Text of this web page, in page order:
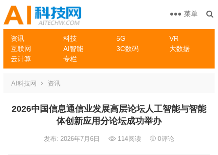
资讯 科技 5G
VR
互联网
AI智能 3C数码
大数据
云计算
专栏
菜单
AI科技网 资讯
2026中国信息通信业发展高层论坛人工智能与智能
体创新应用分论坛成功举办
发布: 2026年7月6日 114阅读 0评论